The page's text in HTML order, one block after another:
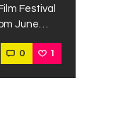
Festival
June…
0 1